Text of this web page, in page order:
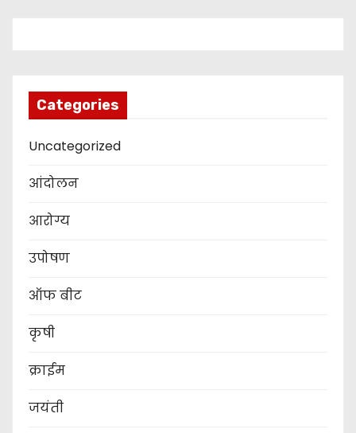
Categories
Uncategorized
आंदोलन
आरोग्य
उपोषण
ऑफ बीट
कृषी
क्राईम
जयंती